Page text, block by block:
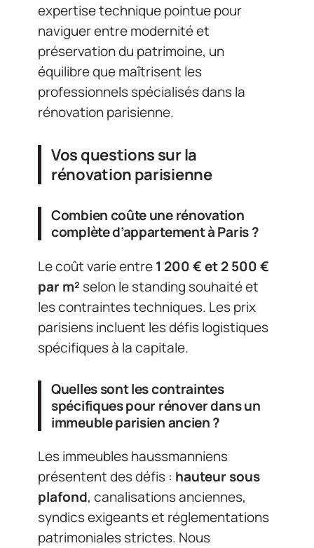
expertise technique pointue pour
naviguer entre modernité et
préservation du patrimoine, un
équilibre que maîtrisent les
professionnels spécialisés dans la
rénovation parisienne.
Vos questions sur la
rénovation parisienne
Combien coûte une rénovation
complète d’appartement à Paris ?
Le coût varie entre1 200 € et 2 500 €
par m² selon le standing souhaité et
les contraintes techniques. Les prix
parisiens incluent les défis logistiques
spécifiques à la capitale.
Quelles sont les contraintes
spécifiques pour rénover dans un
immeuble parisien ancien ?
Les immeubles haussmanniens
présentent des défis : hauteur sous
plafond, canalisations anciennes,
syndics exigeants et réglementations
patrimoniales strictes. Nous